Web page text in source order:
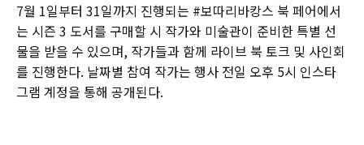
7월 1일부터 31일까지 진행되는 #보따리바캉스 북 페어에서
는 시즌 3 도서를 구매할 시 작가와 미술관이 준비한 특별 선
물을 받을 수 있으며, 작가들과 함께 라이브 북 토크 및 사인회
를 진행한다. 날짜별 참여 작가는 행사 전일 오후 5시 인스타
그램 계정을 통해 공개된다.